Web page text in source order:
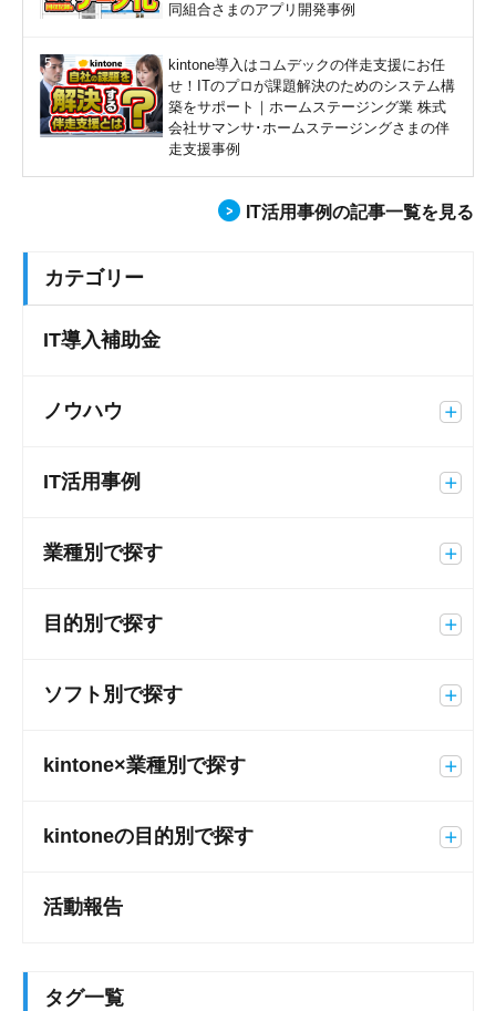
同組合さまのアプリ開発事例
kintone導入はコムデックの伴走支援にお任
せ！ITのプロが課題解決のためのシステム構
築をサポート｜ホームステージング業 株式
会社サマンサ･ホームステージングさまの伴
走支援事例
IT活用事例の記事一覧を見る
カテゴリー
IT導入補助金
ノウハウ
IT活用事例
業種別で探す
目的別で探す
ソフト別で探す
kintone×業種別で探す
kintoneの目的別で探す
活動報告
タグ一覧